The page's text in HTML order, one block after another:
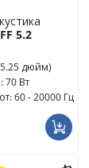
5.2
дюйм)
70 Вт
60 - 20000 Гц